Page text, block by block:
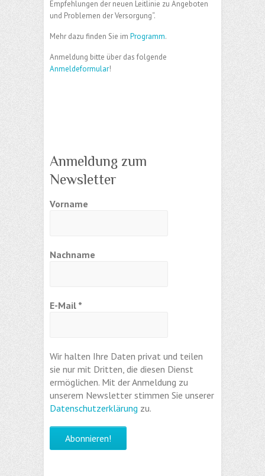
Empfehlungen der neuen Leitlinie zu Angeboten
und Problemen der Versorgung“.
Mehr dazu finden Sie im Programm.
Anmeldung bitte über das folgende
Anmeldeformular!
Anmeldung zum
Newsletter
Vorname
Nachname
E-Mail *
Wir halten Ihre Daten privat und teilen
sie nur mit Dritten, die diesen Dienst
ermöglichen. Mit der Anmeldung zu
unserem Newsletter stimmen Sie unserer
Datenschutzerklärung zu.